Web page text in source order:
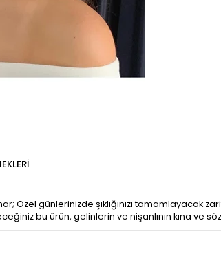
Özel günlerinizde şıklığınızı tamamlayacak
bu ürün, gelinlerin ve nişanlının kına